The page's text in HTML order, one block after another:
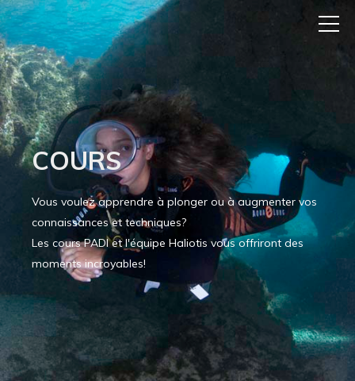
COURS
Vous voulez apprendre à plonger ou à augmenter vos
connaissances et techniques?
Les cours PADI et l'équipe Haliotis vous offriront des
moments incroyables!